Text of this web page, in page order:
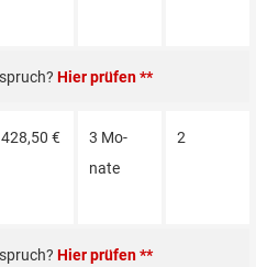
Hier prüfen **
428,50 €
3 Mo­
nate
2
Hier prüfen **